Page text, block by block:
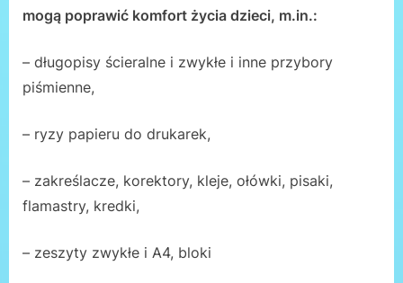
mogą poprawić komfort życia dzieci, m.in.:
– długopisy ścieralne i zwykłe i inne przybory
piśmienne,
– ryzy papieru do drukarek,
– zakreślacze, korektory, kleje, ołówki, pisaki,
flamastry, kredki,
– zeszyty zwykłe i A4, bloki